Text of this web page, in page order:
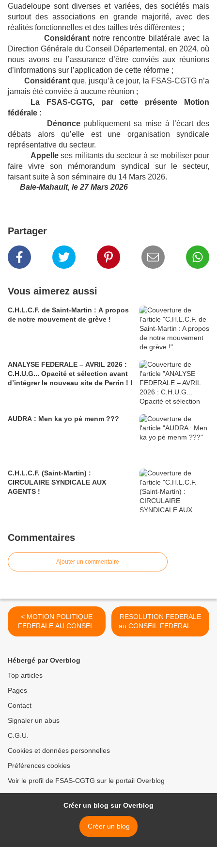
Guadeloupe sont diverses et variées, des sociétés mais
surtout des associations en grande majorité, avec des
réalités fonctionnelles et des tailles très différentes ;
Considérant notre rencontre bilatérale avec la
Direction Générale du Conseil Départemental, en 2024, où
nous avons eu l’assurance d’être conviés aux réunions
d’informations sur l’application de cette réforme ;
Considérantque, jusqu’à ce jour, la FSAS-CGTG n’a
jamais été conviée à aucune réunion ;
La FSAS-CGTG, par cette présente Motion
fédérale :
Dénoncepubliquement sa mise à l’écart des
débats alors qu’elle est une organisation syndicale
représentative du secteur.
Appelle ses militants du secteur à se mobiliser pour
faire vivre son mémorandum syndical sur le secteur,
faisant suite à son séminaire du 14 Mars 2026.
Baie-Mahault, le 27 Mars 2026
Partager
Vous aimerez aussi
C.H.L.C.F. de Saint-Martin : A propos
de notre mouvement de grève !
ANALYSE FEDERALE – AVRIL 2026 :
C.H.U.G... Opacité et sélection avant
d’intégrer le nouveau site de Perrin ! !
AUDRA : Men ka yo pè menm ???
C.H.L.C.F. (Saint-Martin) :
CIRCULAIRE SYNDICALE AUX
AGENTS !
Commentaires
Ajouter un commentaire
< MOTION POLITIQUE
FEDERALE AU CONSEIL
FEDERAL DU VENDREDI
CHANGEMENT
STATUTAIRE EN
RESOLUTION FEDERALE
au CONSEIL FEDERAL DU
VENDREDI 27 Mars 2026 :
Hébergé par Overblog
Top articles
Pages
Contact
Signaler un abus
C.G.U.
Cookies et données personnelles
Préférences cookies
Voir le profil de FSAS-CGTG sur le portail Overblog
Créer un blog sur Overblog
Créer un blog